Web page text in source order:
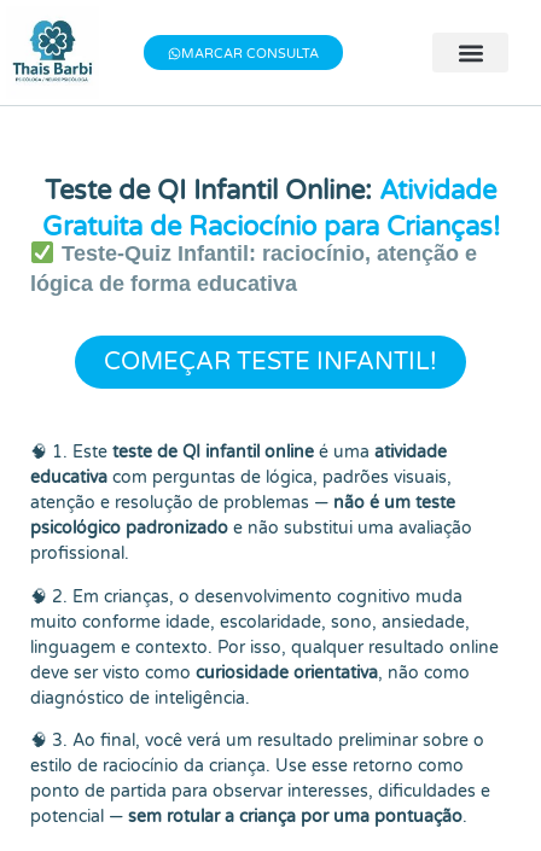
Baixe meu E-book gratuito "3 Técnicas do
Bem-estar"!
MARCAR CONSULTA
Teste de QI Infantil Online: Atividade
Gratuita de Raciocínio para Crianças!
Teste-Quiz Infantil: raciocínio, atenção e
lógica de forma educativa
COMEÇAR TESTE INFANTIL!
🧠 1. Este teste de QI infantil online é uma atividade
educativa com perguntas de lógica, padrões visuais,
atenção e resolução de problemas — não é um teste
psicológico padronizado e não substitui uma avaliação
profissional.
🧠 2. Em crianças, o desenvolvimento cognitivo muda
muito conforme idade, escolaridade, sono, ansiedade,
linguagem e contexto. Por isso, qualquer resultado online
deve ser visto como curiosidade orientativa, não como
diagnóstico de inteligência.
🧠 3. Ao final, você verá um resultado preliminar sobre o
estilo de raciocínio da criança. Use esse retorno como
ponto de partida para observar interesses, dificuldades e
potencial — sem rotular a criança por uma pontuação.